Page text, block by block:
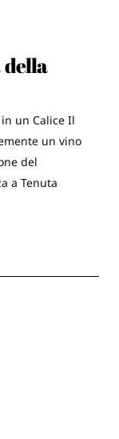
della
un Calice Il
un vino
del
a Tenuta